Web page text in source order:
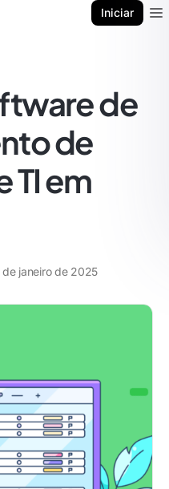
Iniciar
de
de
TI em
de janeiro de 2025